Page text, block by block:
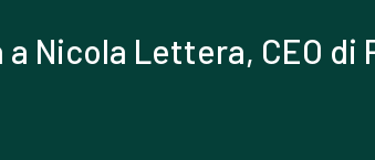
Nicola Lettera, CEO di